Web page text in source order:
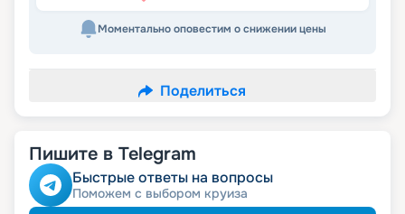
Моментально оповестим о снижении цены
Поделиться
Пишите в Telegram
Быстрые ответы на вопросы
Поможем с выбором круиза